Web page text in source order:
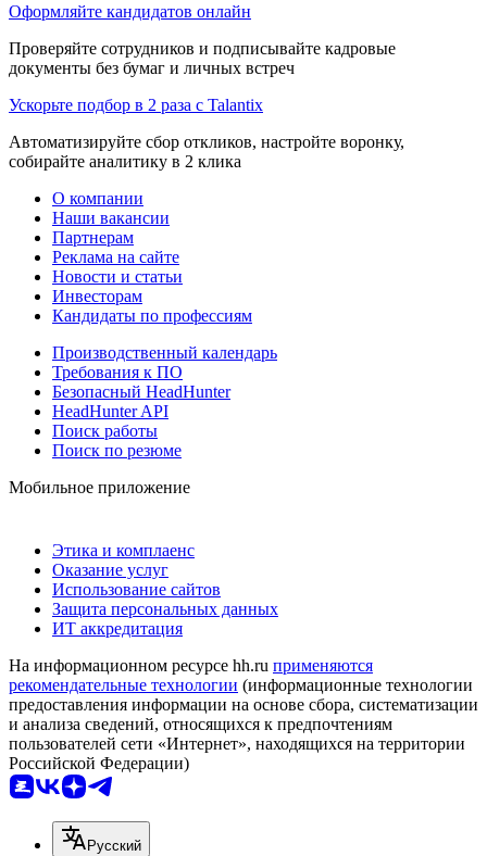
Оформляйте кандидатов онлайн
Проверяйте сотрудников и подписывайте кадровые
документы без бумаг и личных встреч
Ускорьте подбор в 2 раза с Talantix
Автоматизируйте сбор откликов, настройте воронку,
собирайте аналитику в 2 клика
О компании
Наши вакансии
Партнерам
Реклама на сайте
Новости и статьи
Инвесторам
Кандидаты по профессиям
Производственный календарь
Требования к ПО
Безопасный HeadHunter
HeadHunter API
Поиск работы
Поиск по резюме
Мобильное приложение
Этика и комплаенс
Оказание услуг
Использование сайтов
Защита персональных данных
ИТ аккредитация
На информационном ресурсе hh.ru применяются
рекомендательные технологии (информационные технологии
предоставления информации на основе сбора, систематизации
и анализа сведений, относящихся к предпочтениям
пользователей сети «Интернет», находящихся на территории
Российской Федерации)
Русский